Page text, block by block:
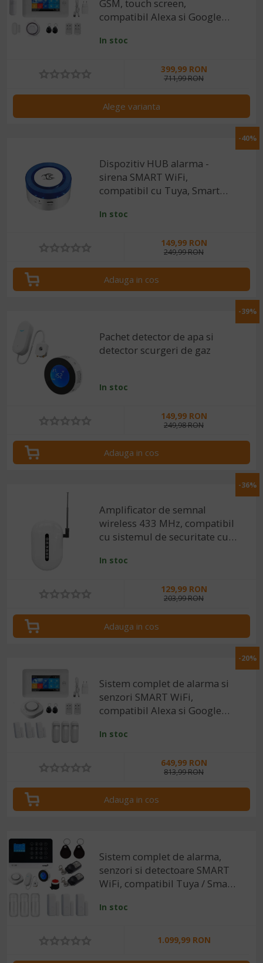
GSM, touch screen,
compatibil Alexa si Google
In stoc
399,99 RON
711,99 RON
Alege varianta
-40%
Dispozitiv HUB alarma -
sirena SMART WiFi,
compatibil cu Tuya, Smart
In stoc
149,99 RON
249,99 RON
Adauga in cos
-39%
Pachet detector de apa si
detector scurgeri de gaz
In stoc
149,99 RON
249,98 RON
Adauga in cos
-36%
Amplificator de semnal
wireless 433 MHz, compatibil
cu sistemul de securitate cu
In stoc
129,99 RON
203,99 RON
Adauga in cos
-20%
Sistem complet de alarma si
senzori SMART WiFi,
compatibil Alexa si Google
In stoc
649,99 RON
813,99 RON
Adauga in cos
Sistem complet de alarma,
senzori si detectoare SMART
WiFi, compatibil Tuya / Smart
In stoc
1.099,99 RON